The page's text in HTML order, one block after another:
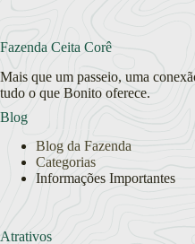
Fazenda Ceita Corê
Mais que um passeio, uma
tudo o que Bonito oferece.
Blog
Blog da Fazenda
Categorias
Informações Importantes
Atrativos